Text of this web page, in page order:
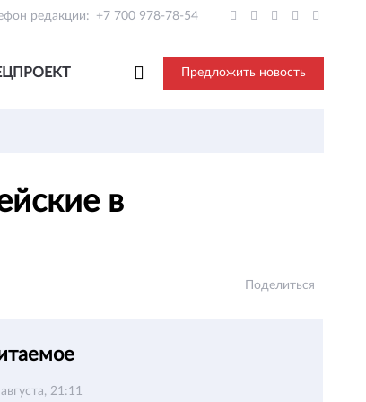
редакции: +7 700 978-78-54
Предложить новость
в
Поделиться
21:11